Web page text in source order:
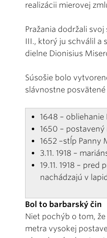
realizácii mierovej
Pražania dodržali
III., ktorý ju schválil a
dielne Dionisius
Súsošie bolo
slávnostne
1648 – obliehanie
1650 –
1652 –stĺp Panny
3.11. 1918 –
19.11. 1918 –
nachádzajú v
Bol to barbarský čin
Niet pochýb o tom,
metra vysokej